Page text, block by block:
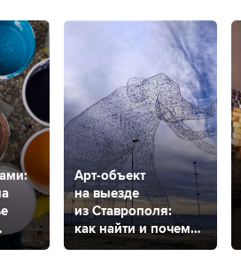
Арт-объект
на выезде
из Ставрополя:
как найти и почему
снова слон?